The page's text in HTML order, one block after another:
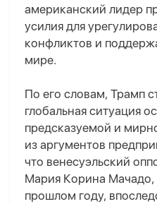
американский лидер
усилия для
конфликтов и
мире.
По его словам, Трамп
глобальная ситуация
предсказуемой и
из аргументов
что венесуэльский
Мария Корина
прошлом году,